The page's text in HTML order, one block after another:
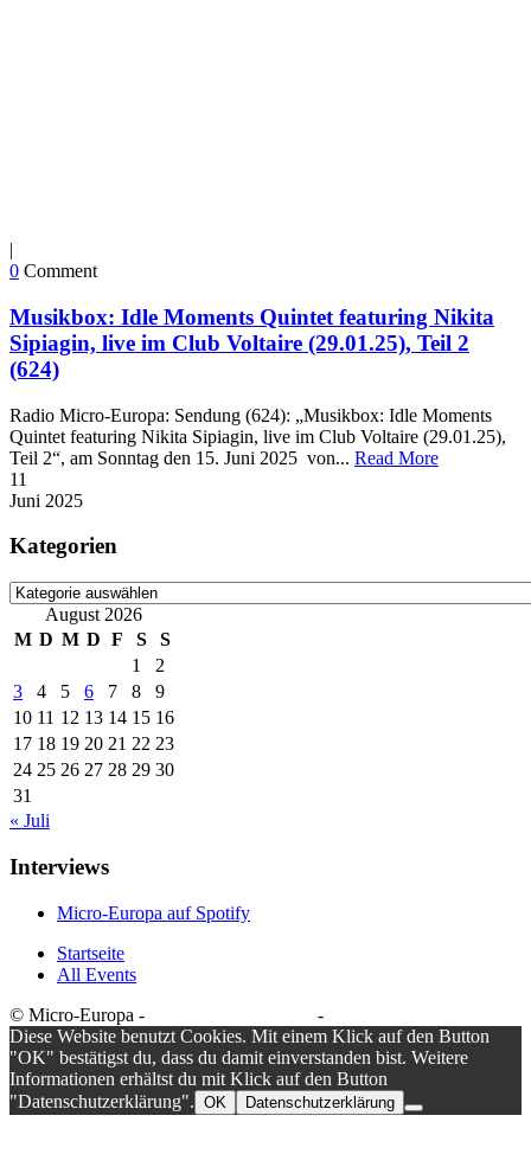
|
0 Comment
Musikbox: Idle Moments Quintet featuring Nikita
Sipiagin, live im Club Voltaire (29.01.25), Teil 2
(624)
Radio Micro-Europa: Sendung (624): „Musikbox: Idle Moments
Quintet featuring Nikita Sipiagin, live im Club Voltaire (29.01.25),
Teil 2“, am Sonntag den 15. Juni 2025 von... Read More
11
Juni 2025
Kategorien
Kategorien
August 2026
M D M D F S
S
1
2
3
4 5 6 7 8
9
10 11 12 13 14 15 16
17 18 19 20 21 22 23
24 25 26 27 28 29 30
31
« Juli
Interviews
Micro-Europa auf Spotify
Startseite
All Events
© Micro-Europa -
-
Diese Website benutzt Cookies. Mit einem Klick auf den Button
"OK" bestätigst du, dass du damit einverstanden bist. Weitere
Informationen erhältst du mit Klick auf den Button
"Datenschutzerklärung". OK Datenschutzerklärung